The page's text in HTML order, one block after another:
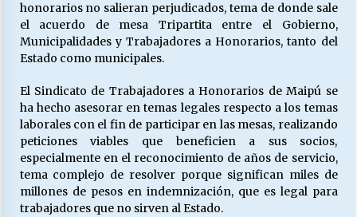
Chile y sus segmentos de la riqueza
06/04/2026
honorarios no salieran perjudicados, tema de donde sale
el acuerdo de mesa Tripartita entre el Gobierno,
Municipalidades y Trabajadores a Honorarios, tanto del
Estado como municipales.
El Sindicato de Trabajadores a Honorarios de Maipú se
ha hecho asesorar en temas legales respecto a los temas
laborales con el fin de participar en las mesas, realizando
peticiones viables que beneficien a sus socios,
especialmente en el reconocimiento de años de servicio,
tema complejo de resolver porque significan miles de
millones de pesos en indemnización, que es legal para
trabajadores que no sirven al Estado.